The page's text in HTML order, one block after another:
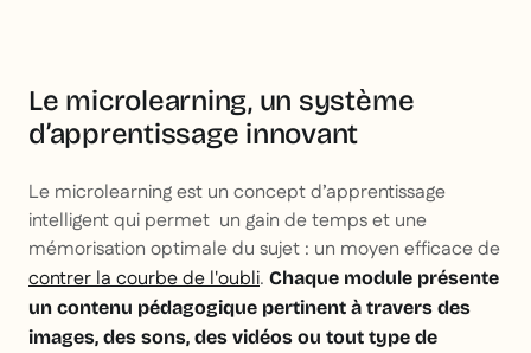
Le microlearning, un système
d’apprentissage innovant
Le microlearning est un concept d’apprentissage
intelligent qui permet un gain de temps et une
mémorisation optimale du sujet : un moyen efficace de
contrer la courbe de l'oubli. Chaque module présente
un contenu pédagogique pertinent à travers des
images, des sons, des vidéos ou tout type de